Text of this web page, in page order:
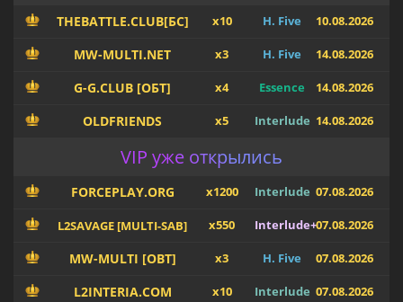
THEBATTLE.CLUB[БС] x10 H. Five 10.08.2026
MW-MULTI.NET x3 H. Five 14.08.2026
G-G.CLUB [ОБТ] x4 Essence 14.08.2026
OLDFRIENDS x5 Interlude 14.08.2026
VIP уже открылись
FORCEPLAY.ORG x1200 Interlude 07.08.2026
L2SAVAGE [MULTI-SAB] x550 Interlude+07.08.2026
MW-MULTI [OBT] x3 H. Five 07.08.2026
L2INTERIA.COM x10 Interlude 07.08.2026